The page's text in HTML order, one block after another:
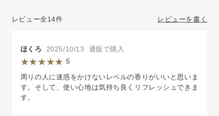
レビュー全14件 レビューを書く
ほくろ 2025/10/13 通販で購入
5
周りの人に迷惑をかけないレベルの香りがいいと思いま
す。そして、使い心地は気持ち良くリフレッシュできま
す。